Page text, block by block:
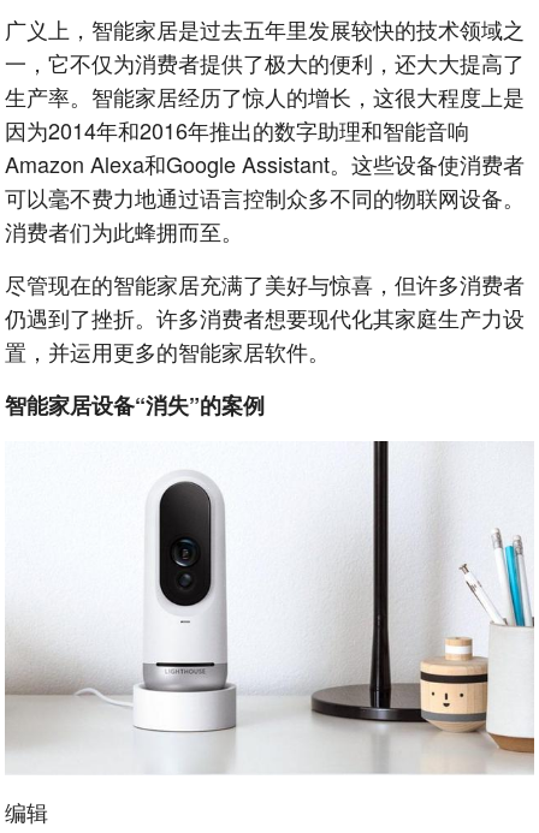
广义上，智能家居是过去五年里发展较快的技术领域之
一，它不仅为消费者提供了极大的便利，还大大提高了
生产率。智能家居经历了惊人的增长，这很大程度上是
因为2014年和2016年推出的数字助理和智能音响
Amazon Alexa和Google Assistant。这些设备使消费者
可以毫不费力地通过语言控制众多不同的物联网设备。
消费者们为此蜂拥而至。
尽管现在的智能家居充满了美好与惊喜，但许多消费者
仍遇到了挫折。许多消费者想要现代化其家庭生产力设
置，并运用更多的智能家居软件。
智能家居设备“消失”的案例
编辑